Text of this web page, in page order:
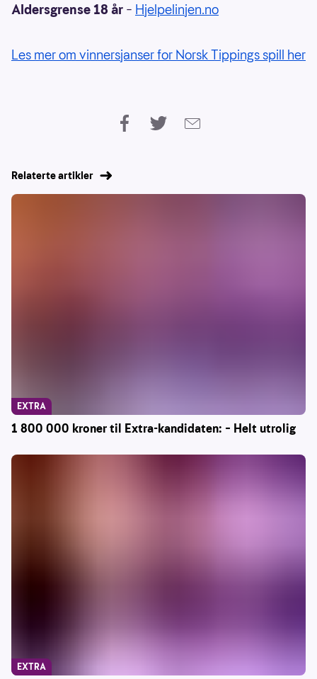
Aldersgrense 18 år – Hjelpelinjen.no
Les mer om vinnersjanser for Norsk Tippings spill her
Relaterte artikler
1 800 000 kroner til Extra-kandidaten: – Helt utrolig
EXTRA
EXTRA